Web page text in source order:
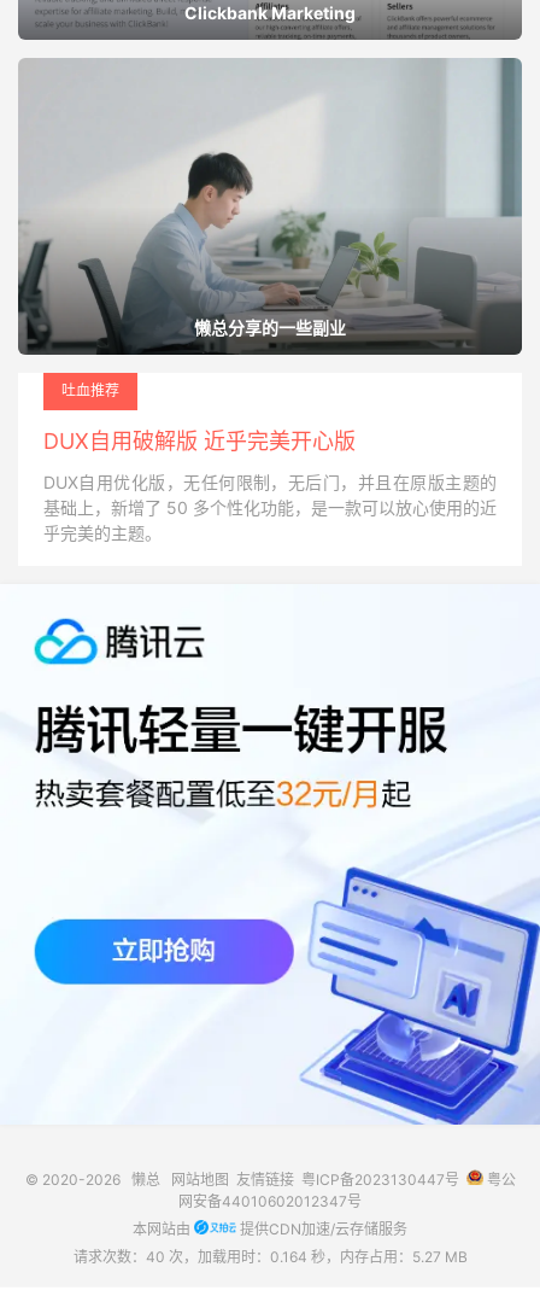
Clickbank Marketing
懒总分享的一些副业
吐血推荐
DUX自用破解版 近乎完美开心版
DUX自用优化版，无任何限制，无后门，并且在原版主题的
基础上，新增了 50 多个性化功能，是一款可以放心使用的近
乎完美的主题。
© 2020-2026 懒总 网站地图 友情链接 粤ICP备2023130447号
粤公
网安备44010602012347号
本网站由
提供CDN加速/云存储服务
请求次数：40 次，加载用时：0.164 秒，内存占用：5.27 MB